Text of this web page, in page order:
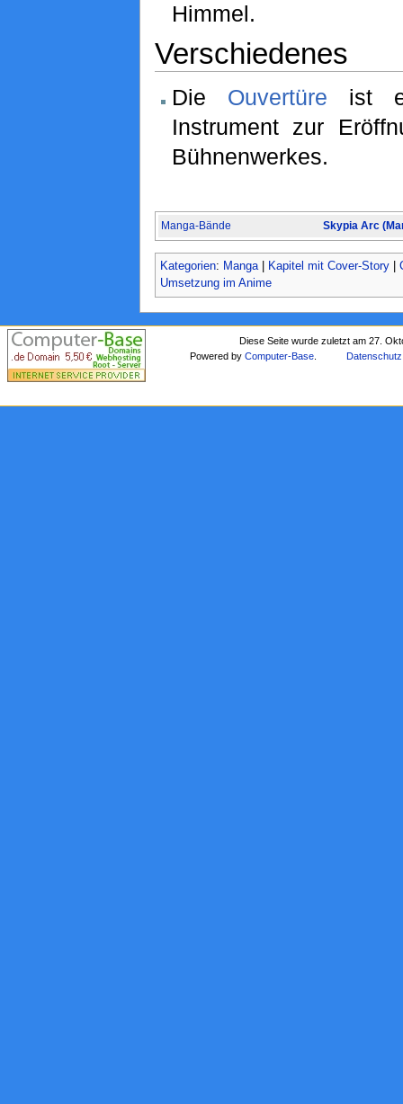
Himmel.
Verschiedenes
Die Ouvertüre ist
Instrument zur
Bühnenwerkes.
Manga-Bände Skypia Arc
Kategorien: Manga| Kapitel mit Cover-Story|
Umsetzung im Anime
Diese Seite wurde zuletzt am 27.
Powered byComputer-Base Datenschutz